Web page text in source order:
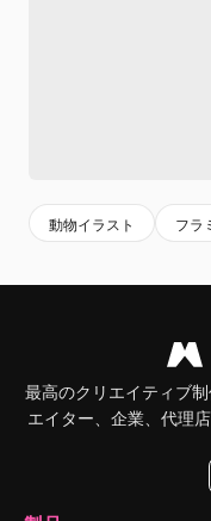
動物イラスト フラ
最高のクリエイティブ
エイター、企業、代理